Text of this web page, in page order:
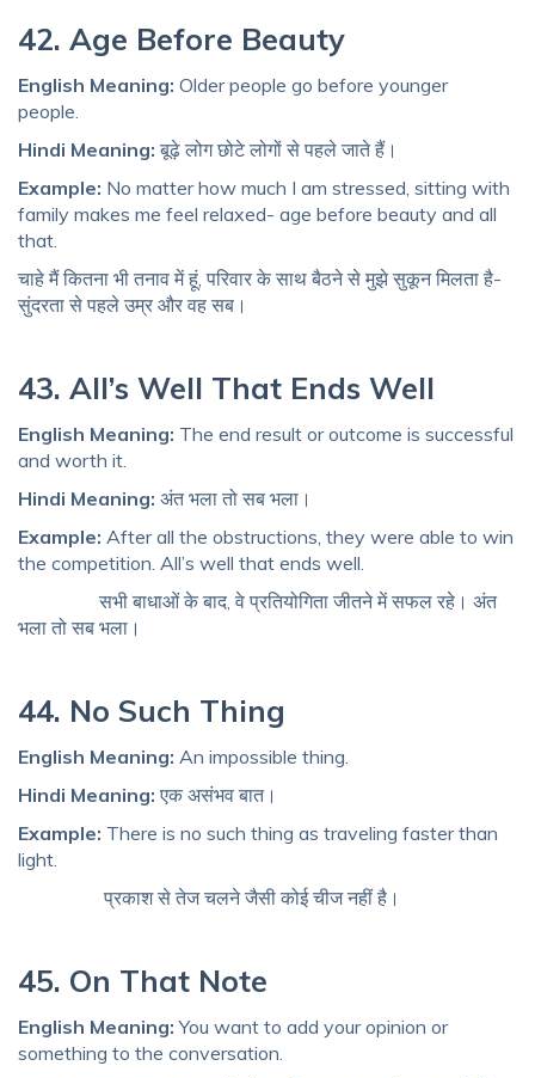
42. Age Before Beauty
English Meaning: Older people go before younger
people.
Hindi Meaning: बूढ़े लोग छोटे लोगों से पहले जाते हैं।
Example: No matter how much I am stressed, sitting with
family makes me feel relaxed- age before beauty and all
that.
चाहे मैं कितना भी तनाव में हूं, परिवार के साथ बैठने से मुझे सुकून मिलता है-
सुंदरता से पहले उम्र और वह सब।
43. All’s Well That Ends Well
English Meaning: The end result or outcome is successful
and worth it.
Hindi Meaning: अंत भला तो सब भला।
Example: After all the obstructions, they were able to win
the competition. All’s well that ends well.
सभी बाधाओं के बाद, वे प्रतियोगिता जीतने में सफल रहे। अंत
भला तो सब भला।
44. No Such Thing
English Meaning: An impossible thing.
Hindi Meaning: एक असंभव बात।
Example: There is no such thing as traveling faster than
light.
प्रकाश से तेज चलने जैसी कोई चीज नहीं है।
45. On That Note
English Meaning:You want to add your opinion or
something to the conversation.